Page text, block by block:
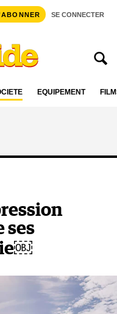
SE CONNECTER
ÉQUIPEMENT
ses